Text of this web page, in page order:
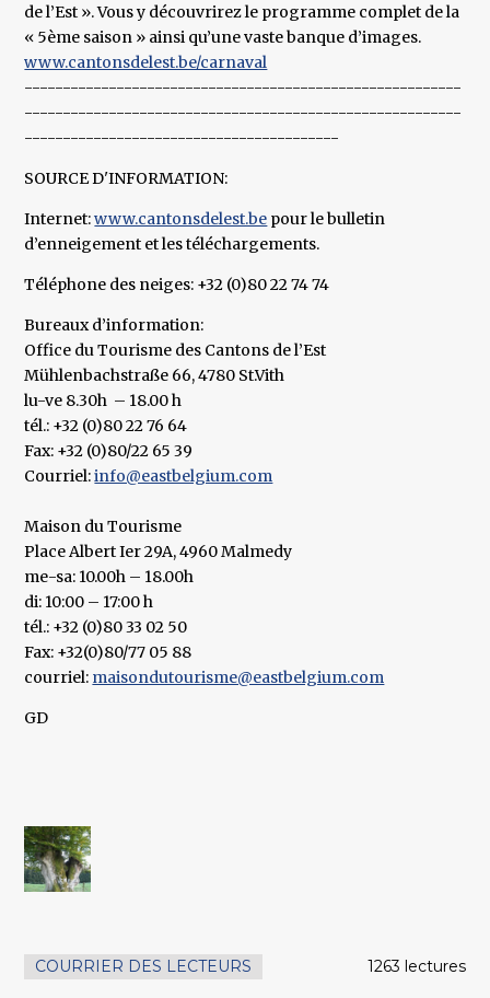
de l’Est ». Vous y découvrirez le programme complet de la
« 5ème saison » ainsi qu’une vaste banque d’images.
www.cantonsdelest.be/carnaval
---------------------------------------------------------
---------------------------------------------------------
-----------------------------------------
SOURCE D'INFORMATION:
Internet:www.cantonsdelest.be pour le bulletin
d’enneigement et les téléchargements.
Téléphone des neiges: +32 (0)80 22 74 74
Bureaux d’information:
Office du Tourisme des Cantons de l’Est
Mühlenbachstraße 66, 4780 St.Vith
lu-ve 8.30h – 18.00 h
tél.: +32 (0)80 22 76 64
Fax: +32 (0)80/22 65 39
Courriel:info@eastbelgium.com
Maison du Tourisme
Place Albert Ier 29A, 4960 Malmedy
me-sa: 10.00h – 18.00h
di: 10:00 – 17:00 h
tél.: +32 (0)80 33 02 50
Fax: +32(0)80/77 05 88
courriel: maisondutourisme@eastbelgium.com
GD
COURRIER DES LECTEURS 1263 lectures